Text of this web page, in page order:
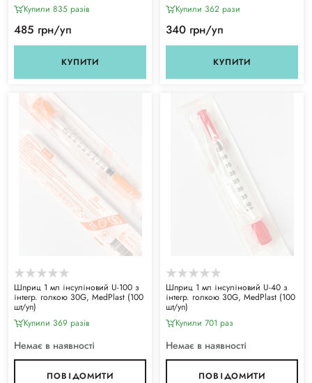
Купили 835 разiв
485 грн/уп
КУПИТИ
Купили 362 рази
340 грн/уп
КУПИТИ
Шприц 1 мл інсуліновий U-100 з
інтегр. голкою 30G, MedPlast (100
шт/уп)
Купили 369 разiв
Немає в наявності
ПОВІДОМИТИ
Шприц 1 мл інсуліновий U-40 з
інтегр. голкою 30G, MedPlast (100
шт/уп)
Купили 701 раз
Немає в наявності
ПОВІДОМИТИ